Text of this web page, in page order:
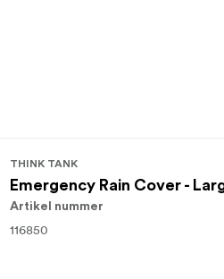
THINK TANK
Emergency Rain Cover -
Artikel nummer
116850